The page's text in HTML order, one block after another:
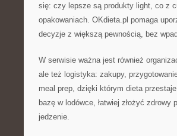
się: czy lepsze są produkty light, co z
opakowaniach. OKdieta.pl pomaga
decyzje z większą pewnością, bez
W serwisie ważna jest również
ale też logistyka: zakupy,
meal prep, dzięki którym dieta
bazę w lodówce, łatwiej złożyć
jedzenie.